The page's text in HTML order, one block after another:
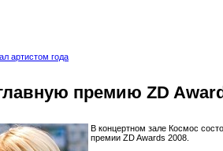
артистом года
премию ZD
В концертном зале Космос
премии ZD Awards 2008.